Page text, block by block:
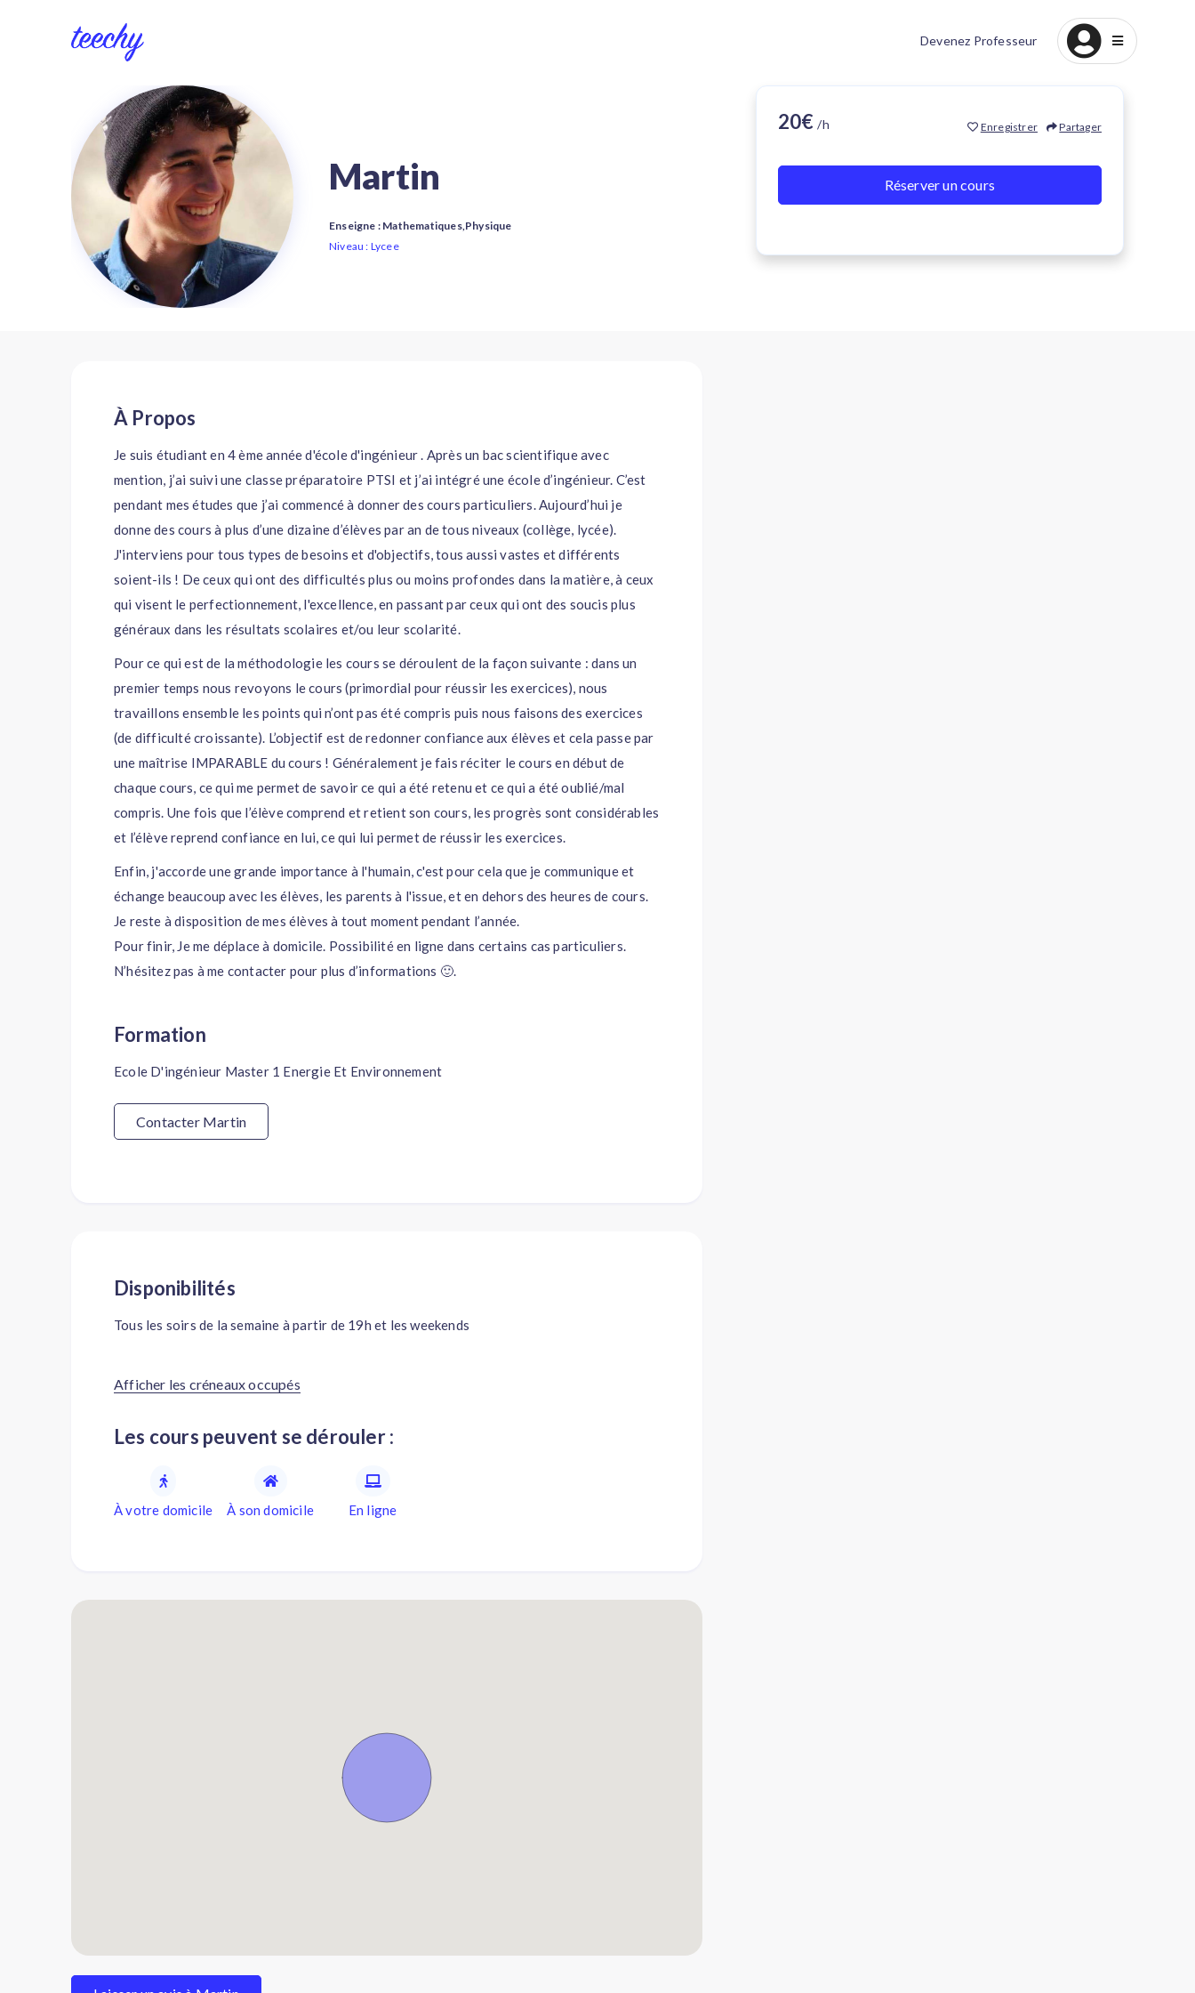
Devenez Professeur
Martin
Enseigne : Mathematiques,Physique
Niveau : Lycee
À Propos
Je suis étudiant en 4 ème année d'école d'ingénieur . Après un bac scientifique avec
mention, j’ai suivi une classe préparatoire PTSI et j’ai intégré une école d’ingénieur. C’est
pendant mes études que j’ai commencé à donner des cours particuliers. Aujourd’hui je
donne des cours à plus d’une dizaine d’élèves par an de tous niveaux (collège, lycée).
J'interviens pour tous types de besoins et d'objectifs, tous aussi vastes et différents
soient-ils ! De ceux qui ont des difficultés plus ou moins profondes dans la matière, à ceux
qui visent le perfectionnement, l'excellence, en passant par ceux qui ont des soucis plus
généraux dans les résultats scolaires et/ou leur scolarité.
Pour ce qui est de la méthodologie les cours se déroulent de la façon suivante : dans un
premier temps nous revoyons le cours (primordial pour réussir les exercices), nous
travaillons ensemble les points qui n’ont pas été compris puis nous faisons des exercices
(de difficulté croissante). L’objectif est de redonner confiance aux élèves et cela passe par
une maîtrise IMPARABLE du cours ! Généralement je fais réciter le cours en début de
chaque cours, ce qui me permet de savoir ce qui a été retenu et ce qui a été oublié/mal
compris. Une fois que l’élève comprend et retient son cours, les progrès sont considérables
et l’élève reprend confiance en lui, ce qui lui permet de réussir les exercices.
Enfin, j'accorde une grande importance à l'humain, c'est pour cela que je communique et
échange beaucoup avec les élèves, les parents à l'issue, et en dehors des heures de cours.
Je reste à disposition de mes élèves à tout moment pendant l’année.
Pour finir, Je me déplace à domicile. Possibilité en ligne dans certains cas particuliers.
N’hésitez pas à me contacter pour plus d’informations 🙂.
Formation
Ecole D'ingénieur Master 1 Energie Et Environnement
Contacter Martin
Disponibilités
Tous les soirs de la semaine à partir de 19h et les weekends
Afficher les créneaux occupés
Les cours peuvent se dérouler :
À votre domicile À son domicile En ligne
20€/h Enregistrer Partager
Réserver un cours